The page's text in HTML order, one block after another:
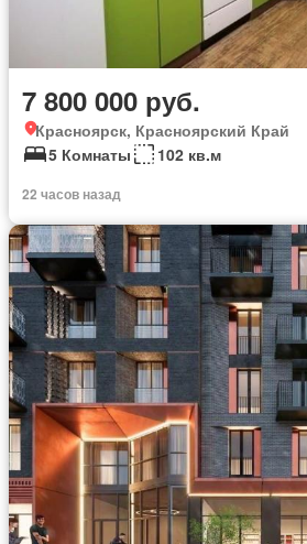
7 800 000 руб.
Красноярск, Красноярский Край
5 Комнаты
102 кв.м
22 часов назад